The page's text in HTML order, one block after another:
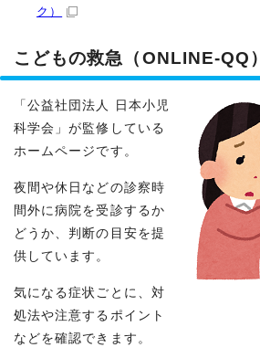
ク）
こどもの救急（ONLINE-QQ）
「公益社団法人 日本小児
科学会」が監修している
ホームページです。
夜間や休日などの診察時
間外に病院を受診するか
どうか、判断の目安を提
供しています。
気になる症状ごとに、対
処法や注意するポイント
などを確認できます。